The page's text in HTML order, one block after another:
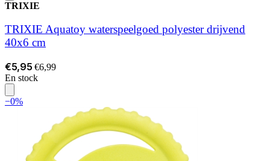
TRIXIE
TRIXIE Aquatoy waterspeelgoed polyester drijvend
40x6 cm
€5,95 €6,99
En stock
−0%